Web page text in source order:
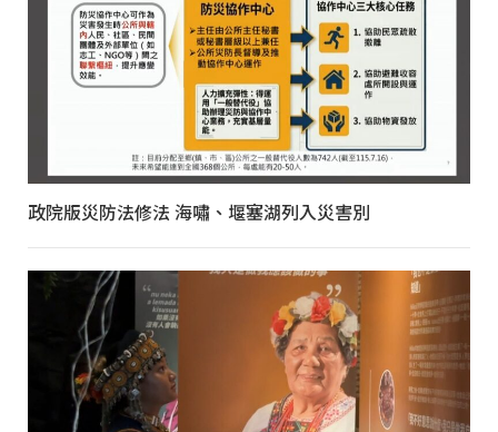
政院版災防法修法 海嘯、堰塞湖列入災害別